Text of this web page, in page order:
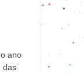
ano
das